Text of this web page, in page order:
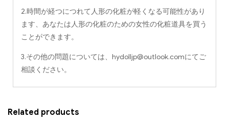
2.時間が経つにつれて人形の化粧が軽くなる可能性があり
ます、あなたは人形の化粧のための女性の化粧道具を買う
ことができます。
3.その他の問題については、 hydolljp@outlook.comにてご
相談ください。
Related products